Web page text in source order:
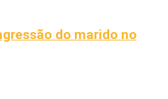
do marido no